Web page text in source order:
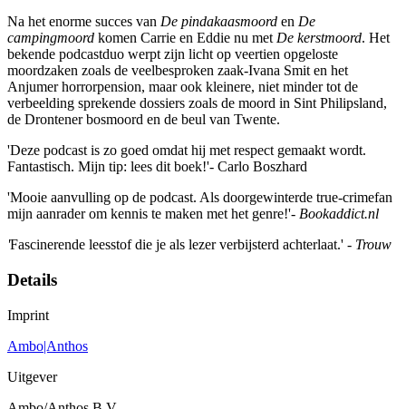
Na het enorme succes van De pindakaasmoord en De
campingmoord komen Carrie en Eddie nu metDe kerstmoord. Het
bekende podcastduo werpt zijn licht op veertien opgeloste
moordzaken zoals de veelbesproken zaak-Ivana Smit en het
Anjumer horrorpension, maar ook kleinere, niet minder tot de
verbeelding sprekende dossiers zoals de moord in Sint Philipsland,
de Drontener bosmoord en de beul van Twente.
'Deze podcast is zo goed omdat hij met respect gemaakt wordt.
Fantastisch. Mijn tip: lees dit boek!'- Carlo Boszhard
'Mooie aanvulling op de podcast. Als doorgewinterde true-crimefan
mijn aanrader om kennis te maken met het genre!'- Bookaddict.nl
'Fascinerende leesstof die je als lezer verbijsterd achterlaat.' - Trouw
Details
Imprint
Ambo|Anthos
Uitgever